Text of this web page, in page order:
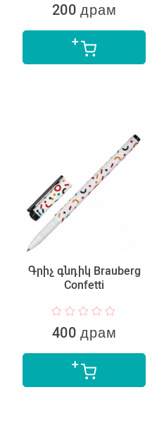
200 драм
Գրիչ գնդիկ Brauberg
Confetti
400 драм